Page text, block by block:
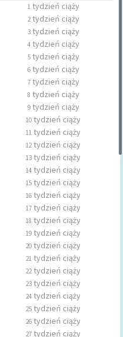
1tydzień ciąży
2tydzień ciąży
3tydzień ciąży
4tydzień ciąży
5tydzień ciąży
6tydzień ciąży
7tydzień ciąży
8 tydzień ciąży
9tydzień ciąży
10 tydzień ciąży
11 tydzień ciąży
12tydzień ciąży
13 tydzień ciąży
14 tydzień ciąży
15 tydzień ciąży
16 tydzień ciąży
17 tydzień ciąży
18 tydzień ciąży
19 tydzień ciąży
20 tydzień ciąży
21 tydzień ciąży
22tydzień ciąży
23 tydzień ciąży
24 tydzień ciąży
25 tydzień ciąży
26 tydzień ciąży
27 tydzień ciąży